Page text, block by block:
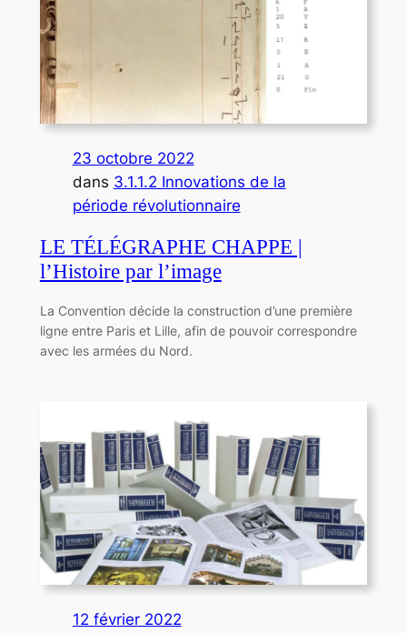
23 octobre 2022
dans 3.1.1.2 Innovations de la
période révolutionnaire
LE TÉLÉGRAPHE CHAPPE |
l’Histoire par l’image
La Convention décide la construction d’une première
ligne entre Paris et Lille, afin de pouvoir correspondre
avec les armées du Nord.
12 février 2022